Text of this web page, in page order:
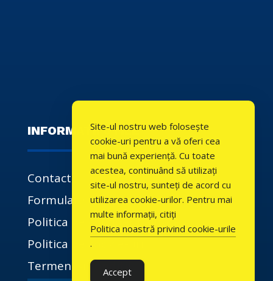
INFORMATII UTILE
Contact
Formulare
Politica de confidentialitate
Politica de cookie-uri
Termeni si conditii
Site-ul nostru web folosește
cookie-uri pentru a vă oferi cea
mai bună experiență. Cu toate
acestea, continuând să utilizați
site-ul nostru, sunteți de acord cu
utilizarea cookie-urilor. Pentru mai
multe informații, citiți
Politica noastră privind cookie-urile
.
Accept